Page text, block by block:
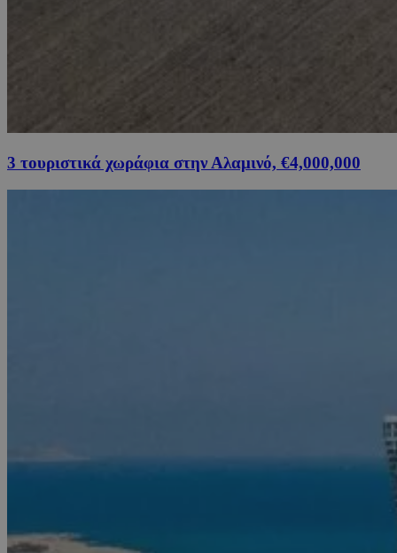
3 τουριστικά χωράφια στην Αλαμινό, €4,000,000